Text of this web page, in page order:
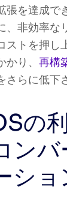
張を達成で
、非効率な
ストを押し
り、 再構
らに低下
の
ンバ
ショ